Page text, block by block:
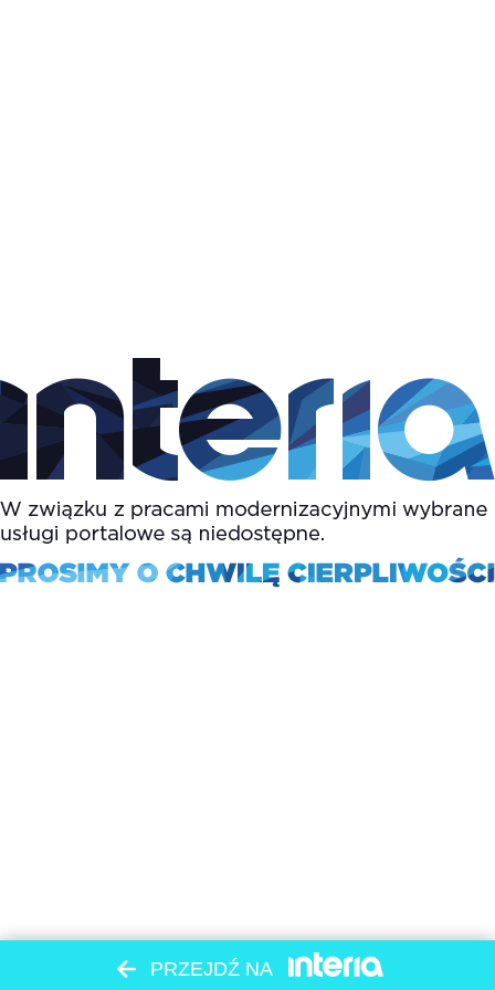
PRZEJDŹ NA